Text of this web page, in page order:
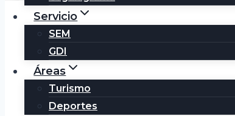
Servicio
SEM
GDI
Áreas
Turismo
Deportes
El Intendente Dante Velazquez
gestión de «puertas abiertas» y el